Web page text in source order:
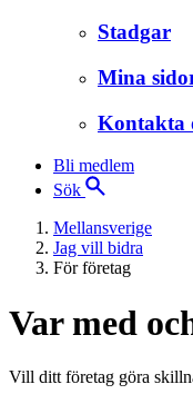
Stadgar
Mina
Kontakta
Bli medlem
Sök
Mellansverige
Jag vill bidra
För företag
Var med
Vill ditt företag göra